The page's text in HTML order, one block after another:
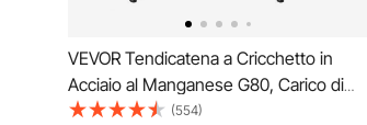
VEVOR Tendicatena a Cricchetto in
Acciaio al Manganese G80, Carico di
Lavoro di 3600 kg del Legatore a
(554)